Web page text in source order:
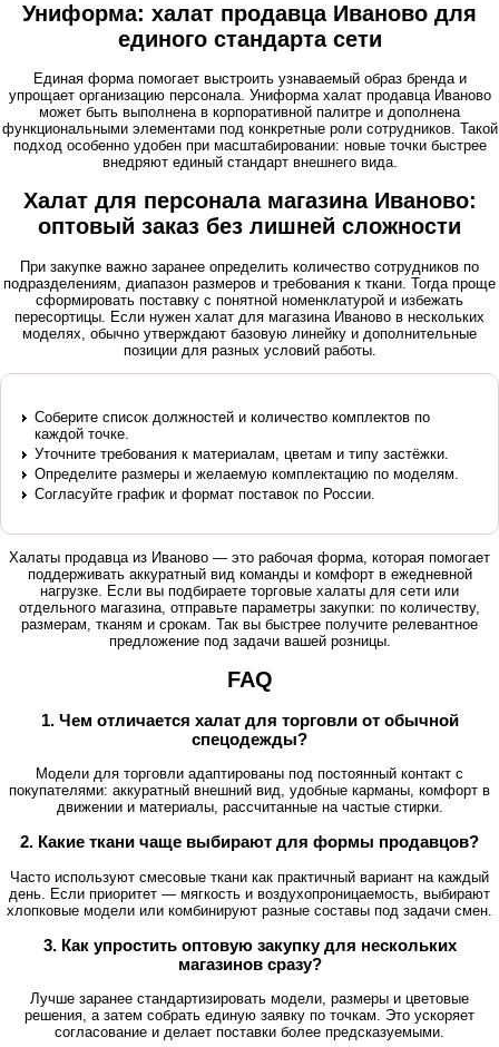
Униформа: халат продавца Иваново для
единого стандарта сети
Единая форма помогает выстроить узнаваемый образ бренда и
упрощает организацию персонала. Униформа халат продавца Иваново
может быть выполнена в корпоративной палитре и дополнена
функциональными элементами под конкретные роли сотрудников. Такой
подход особенно удобен при масштабировании: новые точки быстрее
внедряют единый стандарт внешнего вида.
Халат для персонала магазина Иваново:
оптовый заказ без лишней сложности
При закупке важно заранее определить количество сотрудников по
подразделениям, диапазон размеров и требования к ткани. Тогда проще
сформировать поставку с понятной номенклатурой и избежать
пересортицы. Если нужен халат для магазина Иваново в нескольких
моделях, обычно утверждают базовую линейку и дополнительные
позиции для разных условий работы.
Соберите список должностей и количество комплектов по
каждой точке.
Уточните требования к материалам, цветам и типу застёжки.
Определите размеры и желаемую комплектацию по моделям.
Согласуйте график и формат поставок по России.
Халаты продавца из Иваново — это рабочая форма, которая помогает
поддерживать аккуратный вид команды и комфорт в ежедневной
нагрузке. Если вы подбираете торговые халаты для сети или
отдельного магазина, отправьте параметры закупки: по количеству,
размерам, тканям и срокам. Так вы быстрее получите релевантное
предложение под задачи вашей розницы.
FAQ
1. Чем отличается халат для торговли от обычной
спецодежды?
Модели для торговли адаптированы под постоянный контакт с
покупателями: аккуратный внешний вид, удобные карманы, комфорт в
движении и материалы, рассчитанные на частые стирки.
2. Какие ткани чаще выбирают для формы продавцов?
Часто используют смесовые ткани как практичный вариант на каждый
день. Если приоритет — мягкость и воздухопроницаемость, выбирают
хлопковые модели или комбинируют разные составы под задачи смен.
3. Как упростить оптовую закупку для нескольких
магазинов сразу?
Лучше заранее стандартизировать модели, размеры и цветовые
решения, а затем собрать единую заявку по точкам. Это ускоряет
согласование и делает поставки более предсказуемыми.